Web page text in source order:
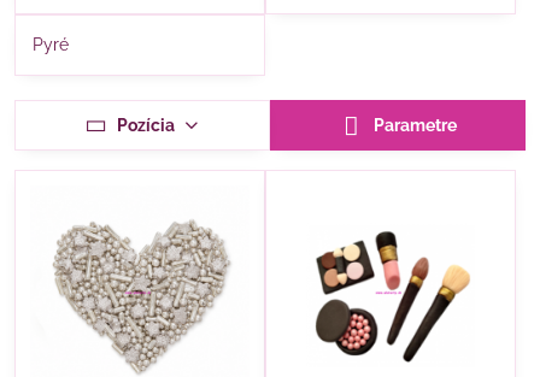
Pyré
Pozícia Parametre